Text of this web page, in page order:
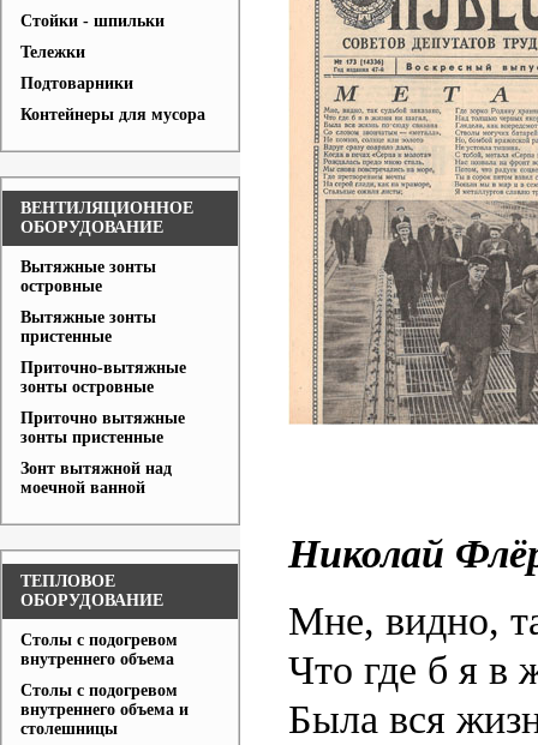
Стойки - шпильки
Тележки
Подтоварники
Контейнеры для мусора
ВЕНТИЛЯЦИОННОЕ
ОБОРУДОВАНИЕ
Вытяжные зонты
островные
Вытяжные зонты
пристенные
Приточно-вытяжные
зонты островные
Приточно вытяжные
зонты пристенные
Зонт вытяжной над
моечной ванной
ТЕПЛОВОЕ
ОБОРУДОВАНИЕ
Столы с подогревом
внутреннего объема
Столы с подогревом
внутреннего объема и
столешницы
Николай
Мне, видно,
Что где б я в
Была вся